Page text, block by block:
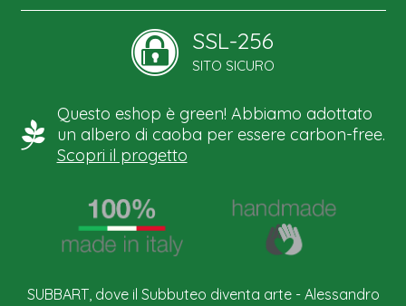
SSL-256
SITO SICURO
Questo eshop è green! Abbiamo adottato
un albero di caoba per essere carbon-free.
Scopri il progetto
SUBBART, dove il Subbuteo diventa arte - Alessandro